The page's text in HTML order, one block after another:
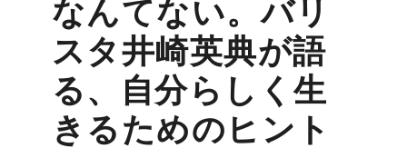
なんてない。バリ
スタ井崎英典が語
る、自分らしく生
きるためのヒント